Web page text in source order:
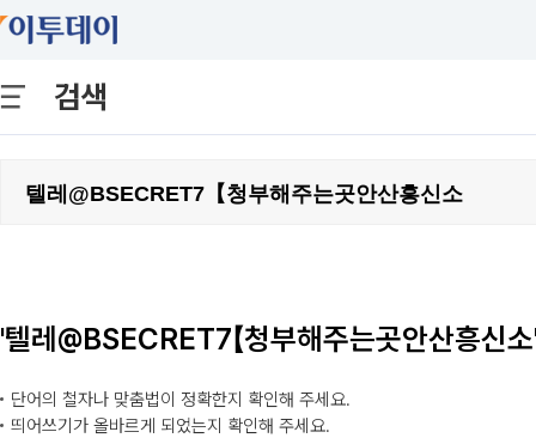
검색
'텔레@BSECRET7【청부해주는곳안산흥신
단어의 철자나 맞춤법이 정확한지 확인해 주세요.
띄어쓰기가 올바르게 되었는지 확인해 주세요.